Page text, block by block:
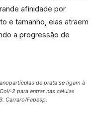
afinidade por
e tamanho, elas atraem
a progressão de
de prata se ligam à
2 para entrar nas células
Carraro/Fapesp.